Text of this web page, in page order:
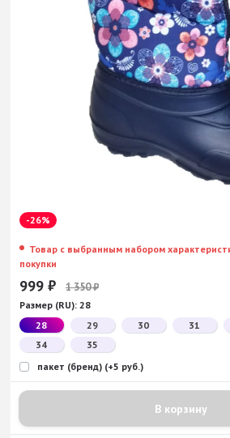
-26%
Товар с выбранным набором
покупки
999 ₽ 1 350₽
Размер (RU): 28
28
29 30 31
34
35
пакет (бренд) (+5 руб.)
В корзину